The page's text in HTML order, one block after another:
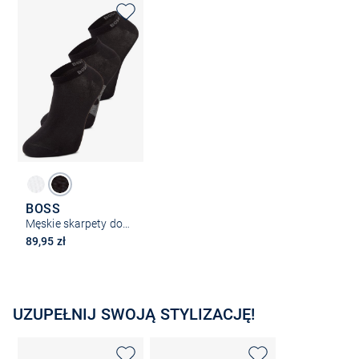
BOSS
Męskie skarpety do trampek w 3-paku
89,95 zł
UZUPEŁNIJ SWOJĄ STYLIZACJĘ!